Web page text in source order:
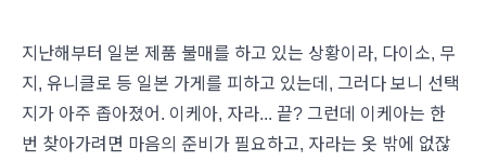
지난해부터 일본 제품 불매를 하고 있는 상황이라, 다이소, 무
지, 유니클로 등 일본 가게를 피하고 있는데, 그러다 보니 선택
지가 아주 좁아졌어. 이케아, 자라... 끝? 그런데 이케아는 한
번 찾아가려면 마음의 준비가 필요하고, 자라는 옷 밖에 없잖